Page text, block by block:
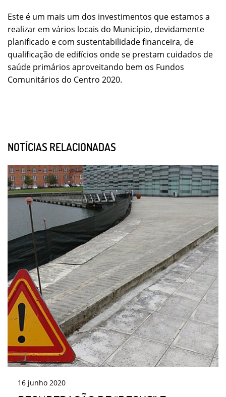
Este é um mais um dos investimentos que estamos a
realizar em vários locais do Município, devidamente
planificado e com sustentabilidade financeira, de
qualificação de edifícios onde se prestam cuidados de
saúde primários aproveitando bem os Fundos
Comunitários do Centro 2020.
NOTÍCIAS RELACIONADAS
16 junho 2020